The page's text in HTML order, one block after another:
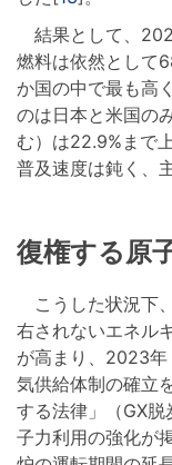
結果として、
燃料は依然として
か国の中で最も高
のは日本と米国の
む）は22.9%まで
普及速度は鈍く、
復権する原
こうした状況下
右されないエネル
が高まり、2023
気供給体制の確立
する法律」（GX
子力利用の強化が